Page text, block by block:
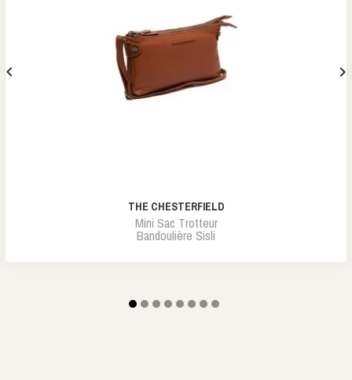
THE CHESTERFIELD
Mini Sac Trotteur
Bandoulière Sisli
 